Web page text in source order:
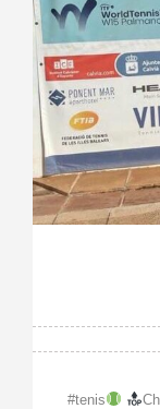
#tenis